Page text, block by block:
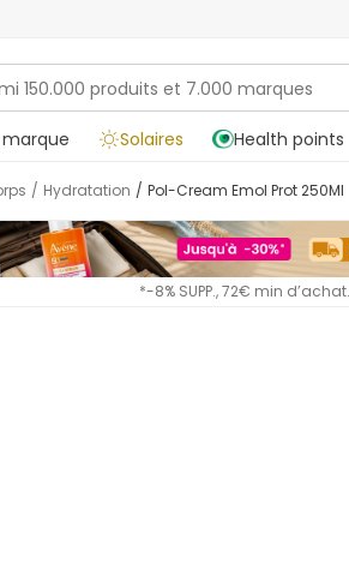
Solaires Health points
/ Hydratation / Pol-Cream Emol Prot 250Ml
*-8% SUPP., 72€ min